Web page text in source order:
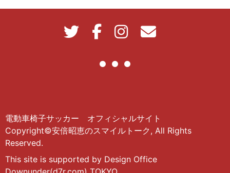
電動車椅子サッカー オフィシャルサイト
Copyright©安倍昭恵のスマイルトーク, All Rights
Reserved.
This site is supported by Design Office